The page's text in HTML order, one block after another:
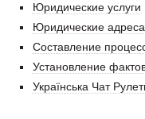
Юридические услуги
Юридические адреса
Составление
Установление
Українська Чат